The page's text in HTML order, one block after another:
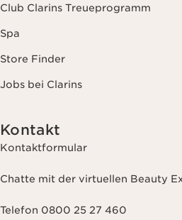
Club Clarins Treueprogramm
Spa
Store Finder
Jobs bei Clarins
Kontakt
Kontaktformular
Chatte mit der virtuellen Beauty
Telefon 0800 25 27 460